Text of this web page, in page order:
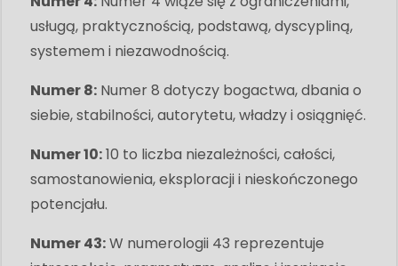
usługą, praktycznością, podstawą, dyscypliną,
systemem i niezawodnością.
Numer 8: Numer 8 dotyczy bogactwa, dbania o
siebie, stabilności, autorytetu, władzy i osiągnięć.
Numer 10:10 to liczba niezależności, całości,
samostanowienia, eksploracji i nieskończonego
potencjału.
Numer 43:W numerologii 43 reprezentuje